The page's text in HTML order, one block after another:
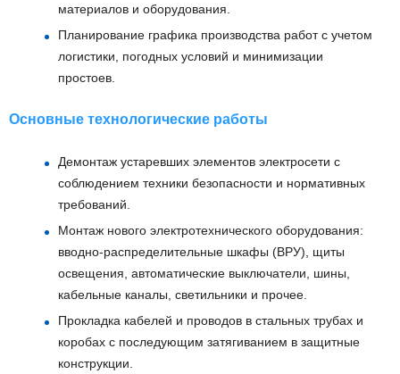
материалов и оборудования.
Планирование графика производства работ с учетом
логистики, погодных условий и минимизации
простоев.
Основные технологические работы
Демонтаж устаревших элементов электросети с
соблюдением техники безопасности и нормативных
требований.
Монтаж нового электротехнического оборудования:
вводно-распределительные шкафы (ВРУ), щиты
освещения, автоматические выключатели, шины,
кабельные каналы, светильники и прочее.
Прокладка кабелей и проводов в стальных трубах и
коробах с последующим затягиванием в защитные
конструкции.